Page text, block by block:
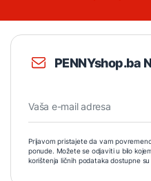
PENNYshop.ba
Prijavom pristajete da vam
ponude. Možete se odjaviti u bilo
korištenja ličnih podataka dostupne su